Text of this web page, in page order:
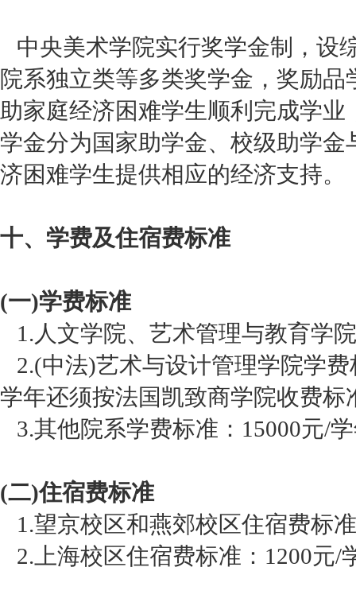
中央美术学院实行奖学金制，设
院系独立类等多类奖学金，奖励
助家庭经济困难学生顺利完成学
学金分为国家助学金、校级助学
济困难学生提供相应的经济支持。
十、学费及住宿费标准
(一)学费标准
1.人文学院、艺术管理与教育学
2.(中法)艺术与设计管理学院学
学年还须按法国凯致商学院收费标
3.其他院系学费标准：15000元/
(二)住宿费标准
1.望京校区和燕郊校区住宿费标
2.上海校区住宿费标准：1200元/